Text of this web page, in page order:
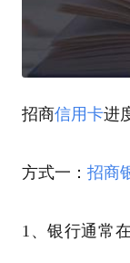
招商信用卡进
方式一： 招商
1、银行通常